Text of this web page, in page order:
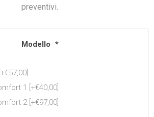
preventivi.
Modello *
1 [+€40,00]
2 [+€97,00]